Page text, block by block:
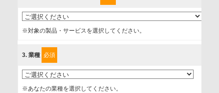
情報を提供されるお客様（本人）に対して、情報の収集目
的、管理者、提供の有無、情報提供の任意性や権利について
確認し、当社への情報提供がお客様の懸念にならないよう
上げます。
事業者名
※対象の製品・サービスを選択してください。
3. 業種 必須
※あなたの業種を選択してください。